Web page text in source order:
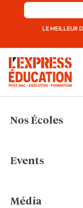
LE MEILLEUR
Nos Écoles
Events
Média